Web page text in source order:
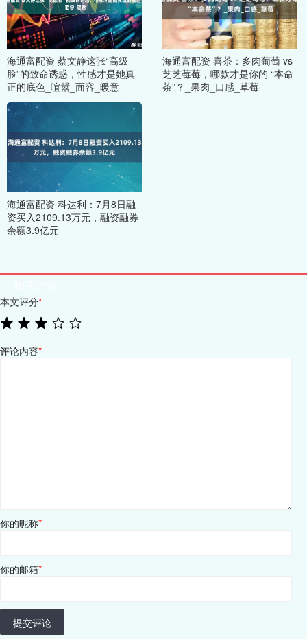
海通富配资 蔡文静这张“高级
脸”的致命诱惑，性感才是她真
正的底色_喧嚣_面容_暖意
海通富配资 喜茶：多肉葡萄 vs
芝芝莓莓，哪款才是你的 “本命
茶”？_果肉_口感_草莓
海通富配资 科达利：7月8日融
资买入2109.13万元，融资融券
余额3.9亿元
本文评分*
评论内容*
你的昵称*
你的邮箱*
提交评论